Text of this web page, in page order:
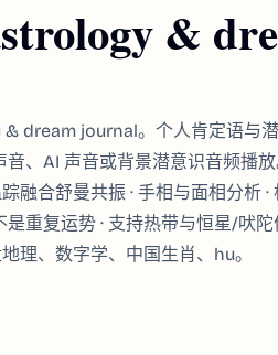
&
dream journal。个人肯定语与
音、AI 声音或背景潜意识音频播
融合舒曼共振 · 手相与面相分析
重复运势 · 支持热带与恒星/吠
理、数字学、中国生肖、hu。